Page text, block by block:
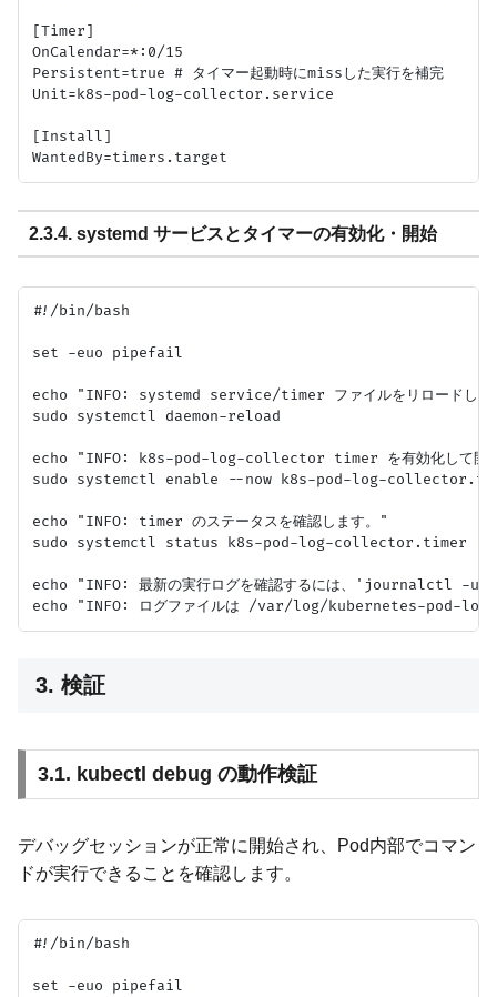
[Timer]
OnCalendar=*:0/15
Persistent=true # タイマー起動時にmissした実行を補完
Unit=k8s-pod-log-collector.service
[Install]
2.3.4. systemd サービスとタイマーの有効化・開始
#!/bin/bash
set -euo pipefail
echo "INFO: systemd service/timer ファイルをリロードしま
sudo systemctl daemon-reload
echo "INFO: k8s-pod-log-collector timer を有効化して開始
sudo systemctl enable --now k8s-pod-log-
echo "INFO: timer のステータスを確認します。"
sudo systemctl status k8s-pod-log-collector.timer
echo "INFO: 最新の実行ログを確認するには、'journalctl
3. 検証
3.1. kubectl debug の動作検証
デバッグセッションが正常に開始され、Pod内部でコマン
ドが実行できることを確認します。
#!/bin/bash
set -euo pipefail